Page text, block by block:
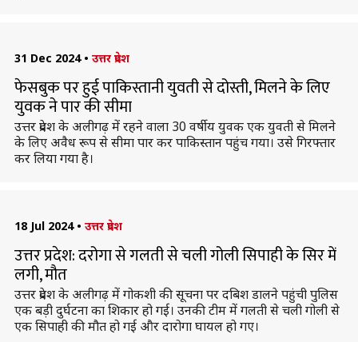
31 Dec 2024 • उत्तर प्रदेश
फेसबुक पर हुई पाकिस्तानी युवती से दोस्ती, मिलने के लिए
युवक ने पार की सीमा
उत्तर प्रदेश के अलीगढ़ में रहने वाला 30 वर्षीय युवक एक युवती से मिलने
के लिए अवैध रूप से सीमा पार कर पाकिस्तान पहुंच गया। उसे गिरफ्तार
कर लिया गया है।
18 Jul 2024 • उत्तर प्रदेश
उत्तर प्रदेश: दरोगा से गलती से चली गोली सिपाही के सिर में
लगी, मौत
उत्तर प्रदेश के अलीगढ़ में गोकशी की सूचना पर दबिश डालने पहुंची पुलिस
एक बड़ी दुर्घटना का शिकार हो गई। उनकी टीम में गलती से चली गोली से
एक सिपाही की मौत हो गई और दारोगा घायल हो गए।